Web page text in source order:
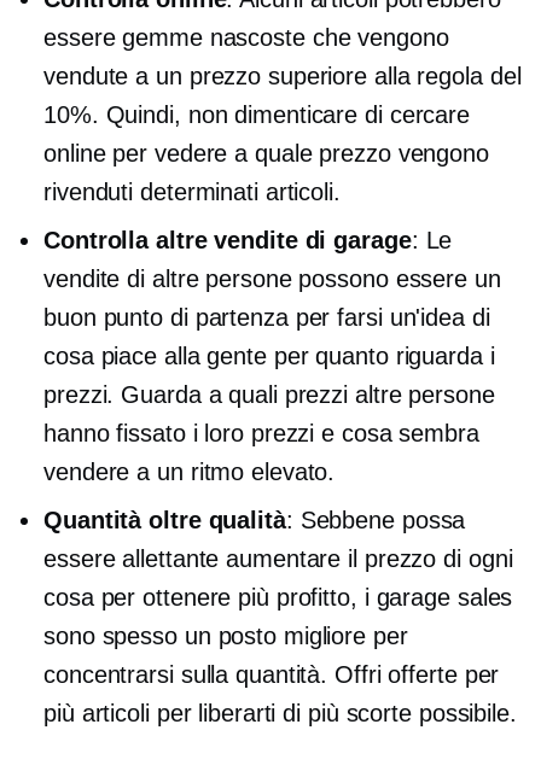
essere gemme nascoste che vengono
vendute a un prezzo superiore alla regola del
10%. Quindi, non dimenticare di cercare
online per vedere a quale prezzo vengono
rivenduti determinati articoli.
Controlla altre vendite di garage: Le
vendite di altre persone possono essere un
buon punto di partenza per farsi un'idea di
cosa piace alla gente per quanto riguarda i
prezzi. Guarda a quali prezzi altre persone
hanno fissato i loro prezzi e cosa sembra
vendere a un ritmo elevato.
Quantità oltre qualità: Sebbene possa
essere allettante aumentare il prezzo di ogni
cosa per ottenere più profitto, i garage sales
sono spesso un posto migliore per
concentrarsi sulla quantità. Offri offerte per
più articoli per liberarti di più scorte possibile.